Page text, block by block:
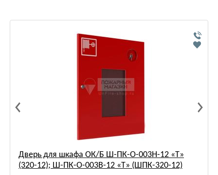
Дверь для шкафа ОК/Б Ш-ПК-О-003Н-12 «Т»
(320-12); Ш-ПК-О-003В-12 «Т» (ШПК-320-12)